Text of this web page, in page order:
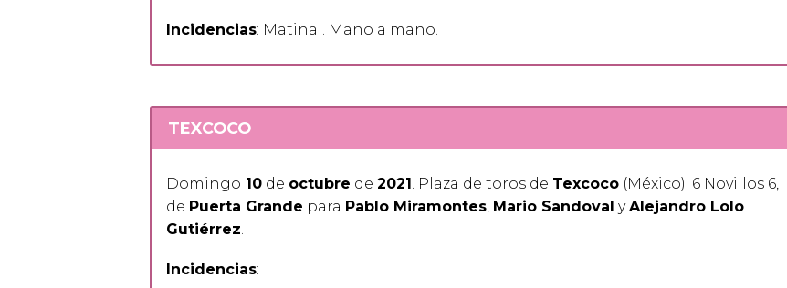
Incidencias: Matinal. Mano a mano.
TEXCOCO
Domingo 10 de octubre de 2021 . Plaza de toros de Texcoco (México). 6 Novillos 6,
de Puerta Grande para Pablo Miramontes, Mario Sandoval yAlejandro Lolo
Gutiérrez.
Incidencias: